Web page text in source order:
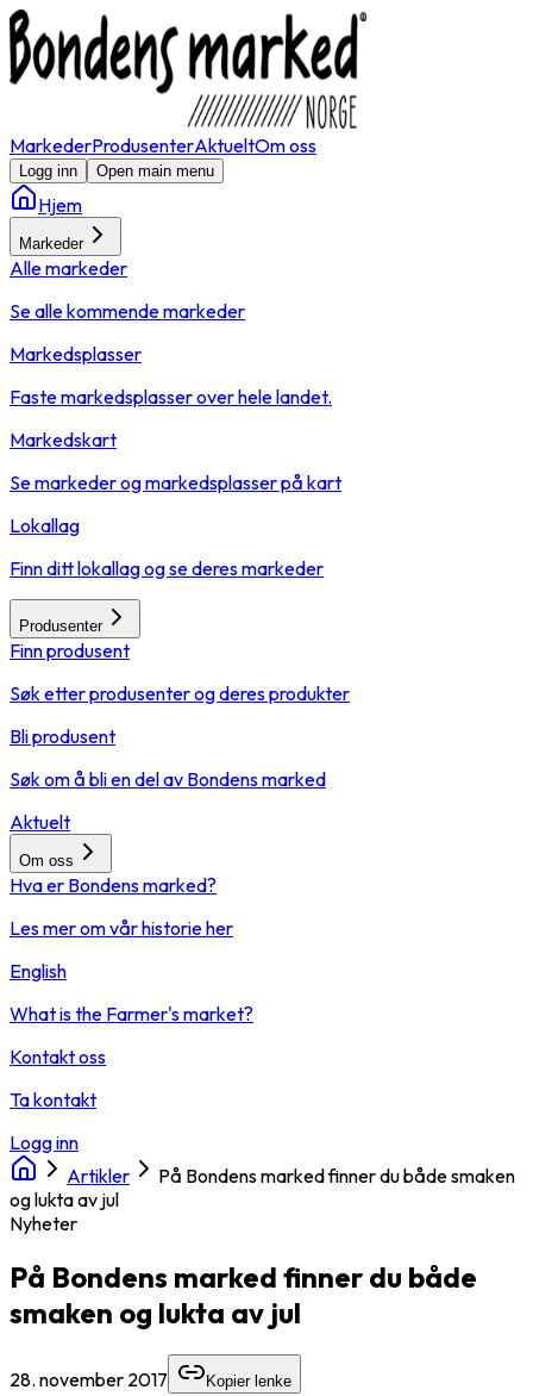
MarkederProdusenterAktueltOm oss
Logg inn Open main menu
Hjem
Markeder
Alle markeder
Se alle kommende markeder
Markedsplasser
Faste markedsplasser over hele landet.
Markedskart
Se markeder og markedsplasser på kart
Lokallag
Finn ditt lokallag og se deres markeder
Produsenter
Finn produsent
Søk etter produsenter og deres produkter
Bli produsent
Søk om å bli en del av Bondens marked
Aktuelt
Om oss
Hva er Bondens marked?
Les mer om vår historie her
English
What is the Farmer's market?
Kontakt oss
Ta kontakt
Logg inn
Artikler
På Bondens marked finner du både smaken
og lukta av jul
Nyheter
På Bondens marked finner du både
smaken og lukta av jul
28. november 2017 Kopier lenke